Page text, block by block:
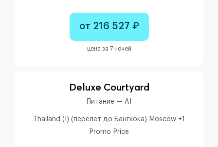
от 216 527 ₽
цена за 7 ночей
Deluxe Courtyard
Питание — AI
Thailand (I) (перелет до Бангкока) Moscow +1
Promo Price